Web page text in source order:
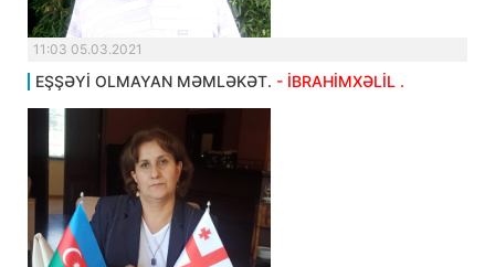
11:03 05.03.2021
EŞŞƏYİ OLMAYAN MƏMLƏKƏT. - İBRAHİMXƏLİL .